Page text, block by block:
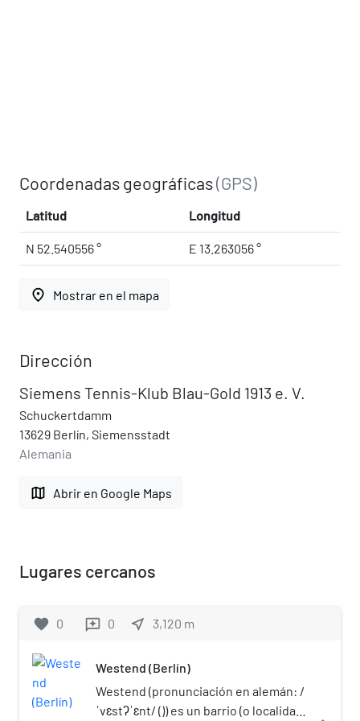
Coordenadas geográficas(GPS)
Latitud Longitud
N 52.540556 ° E 13.263056 °
place Mostrar en el mapa
Dirección
Siemens Tennis-Klub Blau-Gold 1913 e. V.
Schuckertdamm
13629 Berlín, Siemensstadt
Alemania
map Abrir en Google Maps
Lugares cercanos
favorite 0 reviews 0 near_me 3,120 m
Westend (Berlín)
Westend (pronunciación en alemán: /
ˈvɛstʔˈɛnt/ ()) es un barrio (o localidad)